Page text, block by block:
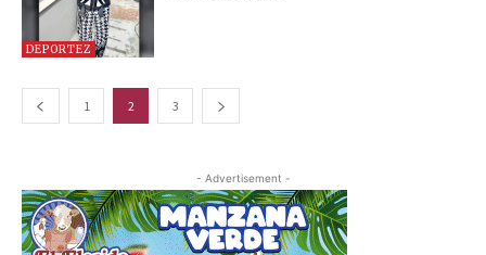
DEPORTEZ
1 2 3
- Advertisement -